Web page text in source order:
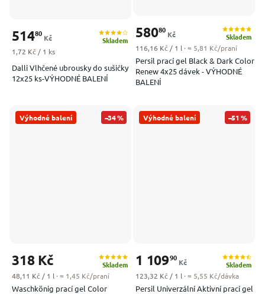
Dalli Vlhčené ubrousky do sušičky
12x25 ks-VÝHODNÉ BALENÍ
Skladem
51480
Kč
Měrná cena:
1,72 Kč / 1 ks
Persil prací gel Black & Dark Color
Renew 4x25 dávek - VÝHODNÉ
BALENÍ
Skladem
58080
Kč
Měrná cena:
116,16 Kč / 1 l · ≈ 5,81 Kč/praní
Výhodné balení –34 %
Waschkönig prací gel Color
Skladem
318 Kč
Měrná cena:
48,11 Kč / 1 l · ≈ 1,45 Kč/praní
Výhodné balení –51 %
Persil Univerzální Aktivní prací gel
Skladem
1 10990
Kč
Měrná cena:
123,32 Kč / 1 l · ≈ 5,55 Kč/dávka